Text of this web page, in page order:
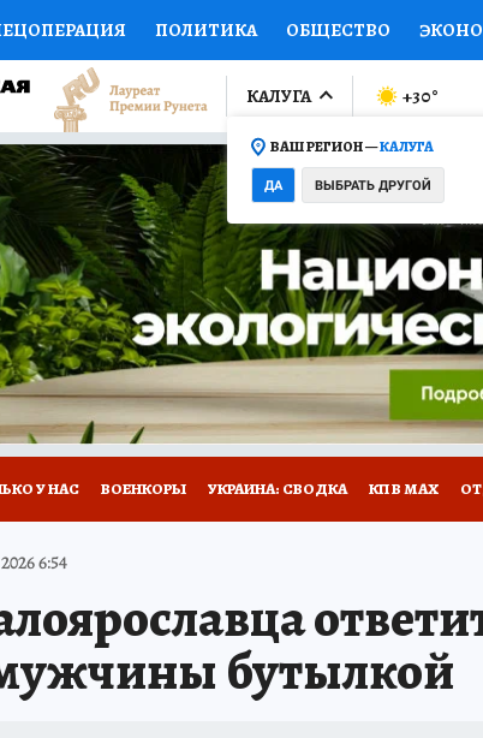
ПОЛИТИКА ОБЩЕСТВО
СПОРТ КОЛУМНИСТЫ ПРОИСШЕСТВИЯ
ДОКТОР ФИНАНСЫ ОТКРЫВАЕМ МИР Я ЗНАЮ
НА СПОРТ ПРОМОКОДЫ СЕРИАЛЫ
ТЕЛЕВИЗОР КОЛЛЕКЦИИ
ТЕСТЫ НОВОЕ НА САЙТЕ
КАЛУГА
ВАШ РЕГИОН —КАЛУГА
ДА ВЫБРАТЬ ДРУГОЙ
+30°
У НАС ВОЕНКОРЫ УКРАИНА: СВОДКА КП В МАХ
6:54
бутылкой